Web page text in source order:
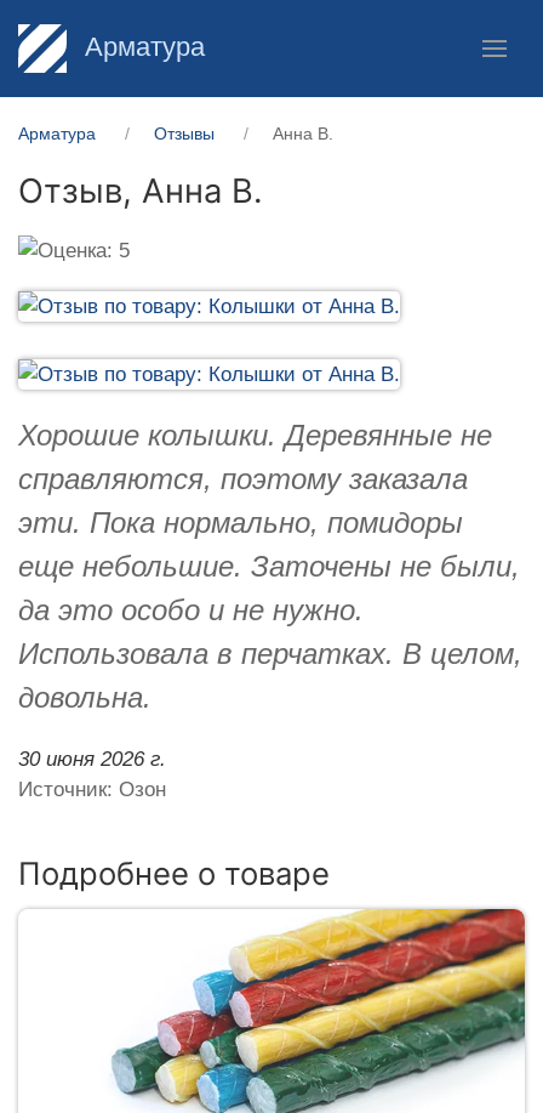
Арматура
Арматура Отзывы Анна В.
Отзыв, Анна В.
Хорошие колышки. Деревянные не
справляются, поэтому заказала
эти. Пока нормально, помидоры
еще небольшие. Заточены не были,
да это особо и не нужно.
Использовала в перчатках. В целом,
довольна.
30 июня 2026 г.
Источник: Озон
Подробнее о товаре